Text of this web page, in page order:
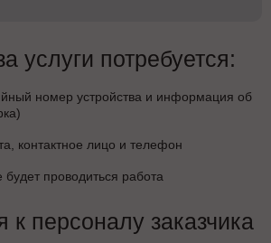
услуги потребуется:
номер устройства и информация об
контактное лицо и телефон
будет проводиться работа
к персоналу заказчика